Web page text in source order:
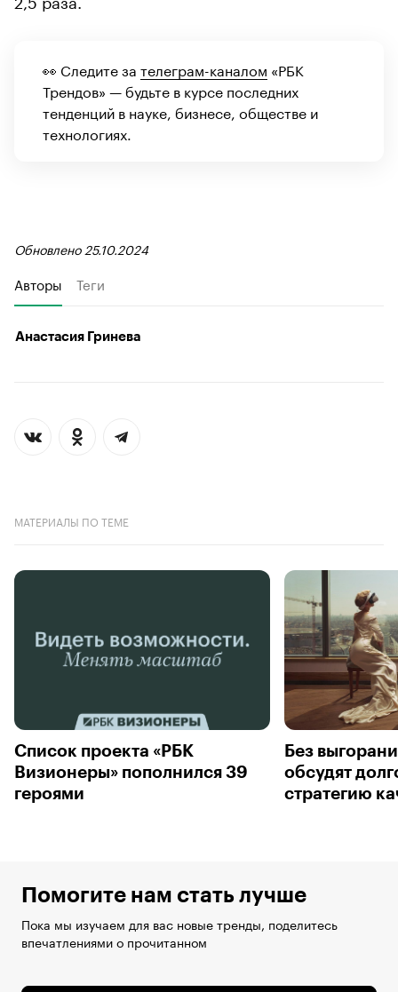
👀 Следите за телеграм-каналом «РБК
Трендов» — будьте в курсе последних
тенденций в науке, бизнесе, обществе и
технологиях.
Обновлено 25.10.2024
Авторы Теги
Анастасия Гринева
МАТЕРИАЛЫ ПО ТЕМЕ
Список проекта «РБК
Визионеры» пополнился 39
героями
Без
обсудят
стратегию
Помогите нам стать лучше
Пока мы изучаем для вас новые тренды, поделитесь
впечатлениями о прочитанном